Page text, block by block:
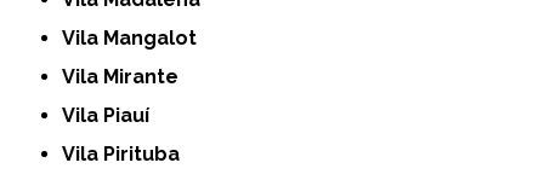
Vila Mangalot
Vila Mirante
Vila Piauí
Vila Pirituba